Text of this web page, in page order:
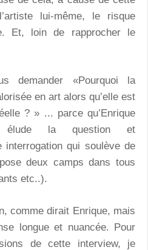
lui-même, le risque
Et, loin de rapprocher le
demander «Pourquoi la
en art alors qu’elle est
? » ... parce qu’Enrique
élude la question et
interrogation qui soulève de
deux camps dans tous
etc..).
comme dirait Enrique, mais
longue et nuancée. Pour
de cette interview, je